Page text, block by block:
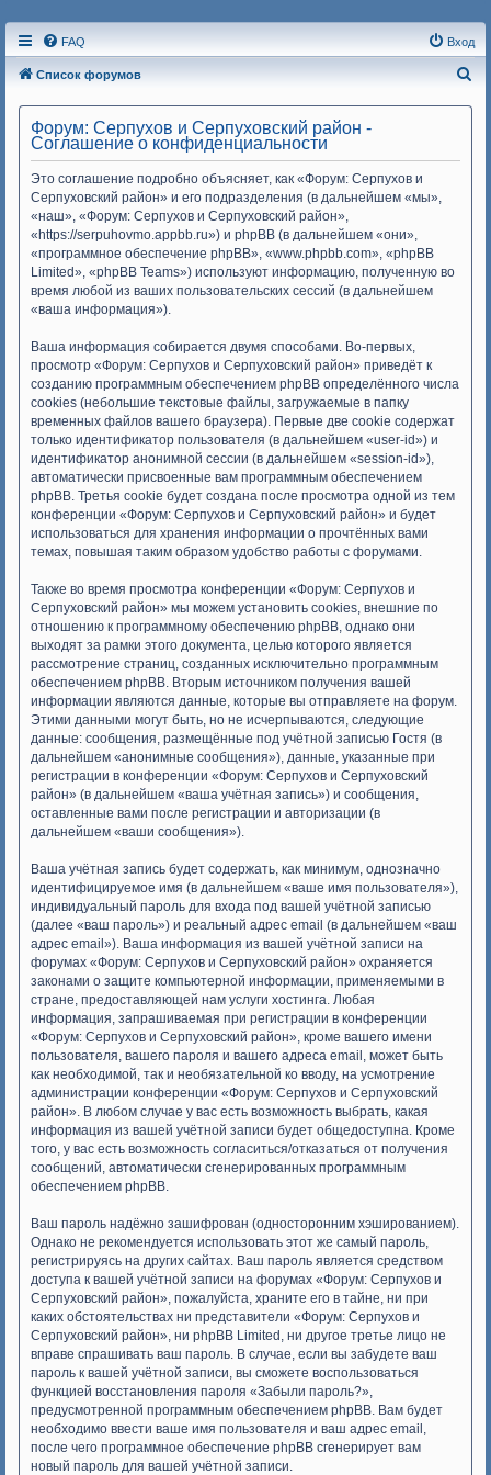
FAQ Вход
Список форумов
Форум: Серпухов и Серпуховский район -
Соглашение о конфиденциальности
Это соглашение подробно объясняет, как «Форум: Серпухов и
Серпуховский район» и его подразделения (в дальнейшем «мы»,
«наш», «Форум: Серпухов и Серпуховский район»,
«https://serpuhovmo.appbb.ru») и phpBB (в дальнейшем «они»,
«программное обеспечение phpBB», «www.phpbb.com», «phpBB
Limited», «phpBB Teams») используют информацию, полученную во
время любой из ваших пользовательских сессий (в дальнейшем
«ваша информация»).
Ваша информация собирается двумя способами. Во-первых,
просмотр «Форум: Серпухов и Серпуховский район» приведёт к
созданию программным обеспечением phpBB определённого числа
cookies (небольшие текстовые файлы, загружаемые в папку
временных файлов вашего браузера). Первые две cookie содержат
только идентификатор пользователя (в дальнейшем «user-id») и
идентификатор анонимной сессии (в дальнейшем «session-id»),
автоматически присвоенные вам программным обеспечением
phpBB. Третья cookie будет создана после просмотра одной из тем
конференции «Форум: Серпухов и Серпуховский район» и будет
использоваться для хранения информации о прочтённых вами
темах, повышая таким образом удобство работы с форумами.
Также во время просмотра конференции «Форум: Серпухов и
Серпуховский район» мы можем установить cookies, внешние по
отношению к программному обеспечению phpBB, однако они
выходят за рамки этого документа, целью которого является
рассмотрение страниц, созданных исключительно программным
обеспечением phpBB. Вторым источником получения вашей
информации являются данные, которые вы отправляете на форум.
Этими данными могут быть, но не исчерпываются, следующие
данные: сообщения, размещённые под учётной записью Гостя (в
дальнейшем «анонимные сообщения»), данные, указанные при
регистрации в конференции «Форум: Серпухов и Серпуховский
район» (в дальнейшем «ваша учётная запись») и сообщения,
оставленные вами после регистрации и авторизации (в
дальнейшем «ваши сообщения»).
Ваша учётная запись будет содержать, как минимум, однозначно
идентифицируемое имя (в дальнейшем «ваше имя пользователя»),
индивидуальный пароль для входа под вашей учётной записью
(далее «ваш пароль») и реальный адрес email (в дальнейшем «ваш
адрес email»). Ваша информация из вашей учётной записи на
форумах «Форум: Серпухов и Серпуховский район» охраняется
законами о защите компьютерной информации, применяемыми в
стране, предоставляющей нам услуги хостинга. Любая
информация, запрашиваемая при регистрации в конференции
«Форум: Серпухов и Серпуховский район», кроме вашего имени
пользователя, вашего пароля и вашего адреса email, может быть
как необходимой, так и необязательной ко вводу, на усмотрение
администрации конференции «Форум: Серпухов и Серпуховский
район». В любом случае у вас есть возможность выбрать, какая
информация из вашей учётной записи будет общедоступна. Кроме
того, у вас есть возможность согласиться/отказаться от получения
сообщений, автоматически сгенерированных программным
обеспечением phpBB.
Ваш пароль надёжно зашифрован (односторонним хэшированием).
Однако не рекомендуется использовать этот же самый пароль,
регистрируясь на других сайтах. Ваш пароль является средством
доступа к вашей учётной записи на форумах «Форум: Серпухов и
Серпуховский район», пожалуйста, храните его в тайне, ни при
каких обстоятельствах ни представители «Форум: Серпухов и
Серпуховский район», ни phpBB Limited, ни другое третье лицо не
вправе спрашивать ваш пароль. В случае, если вы забудете ваш
пароль к вашей учётной записи, вы сможете воспользоваться
функцией восстановления пароля «Забыли пароль?»,
предусмотренной программным обеспечением phpBB. Вам будет
необходимо ввести ваше имя пользователя и ваш адрес email,
после чего программное обеспечение phpBB сгенерирует вам
новый пароль для вашей учётной записи.